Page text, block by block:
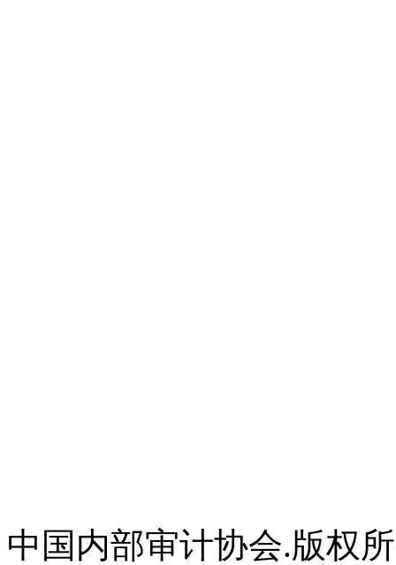
中国内部审计协会.版权